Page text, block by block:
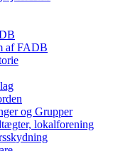
af FADB
og Grupper
lokalforening